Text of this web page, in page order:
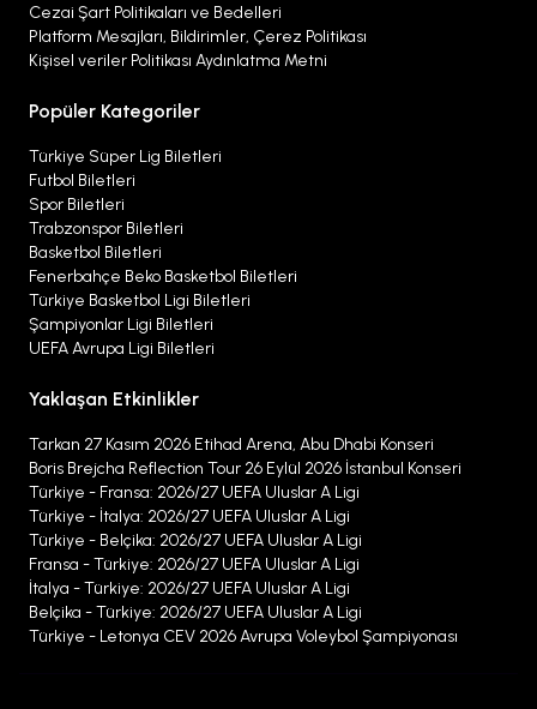
Cezai Şart Politikaları ve Bedelleri
Platform Mesajları, Bildirimler, Çerez Politikası
Kişisel veriler Politikası Aydınlatma Metni
Popüler Kategoriler
Türkiye Süper Lig Biletleri
Futbol Biletleri
Spor Biletleri
Trabzonspor Biletleri
Basketbol Biletleri
Fenerbahçe Beko Basketbol Biletleri
Türkiye Basketbol Ligi Biletleri
Şampiyonlar Ligi Biletleri
UEFA Avrupa Ligi Biletleri
Yaklaşan Etkinlikler
Tarkan 27 Kasım 2026 Etihad Arena, Abu Dhabi Konseri
Boris Brejcha Reflection Tour 26 Eylül 2026 İstanbul Konseri
Türkiye - Fransa: 2026/27 UEFA Uluslar A Ligi
Türkiye - İtalya: 2026/27 UEFA Uluslar A Ligi
Türkiye - Belçika: 2026/27 UEFA Uluslar A Ligi
Fransa - Türkiye: 2026/27 UEFA Uluslar A Ligi
İtalya - Türkiye: 2026/27 UEFA Uluslar A Ligi
Belçika - Türkiye: 2026/27 UEFA Uluslar A Ligi
Türkiye - Letonya CEV 2026 Avrupa Voleybol Şampiyonası